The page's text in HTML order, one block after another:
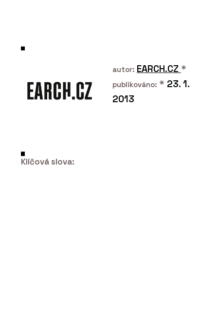
Modulární bytové domy - KOMA
autor: EARCH.CZ *
publikováno: * 23. 1.
2013
Klíčová slova: